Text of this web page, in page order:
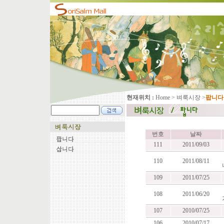
현재위치 : Home > 벼룩시장 >팝니다
번호
날짜
111
2011/09/03
110 2011/08/11
109
2011/07/25
108 2011/06/20
107
2010/07/25